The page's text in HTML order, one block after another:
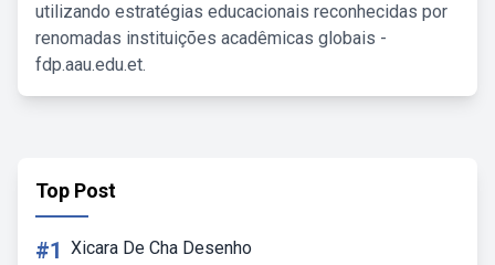
utilizando estratégias educacionais reconhecidas por
renomadas instituições acadêmicas globais -
fdp.aau.edu.et.
Top Post
#1 Xicara De Cha Desenho